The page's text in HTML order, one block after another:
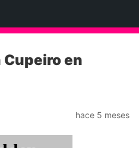
Cupeiro en
hace 5 meses